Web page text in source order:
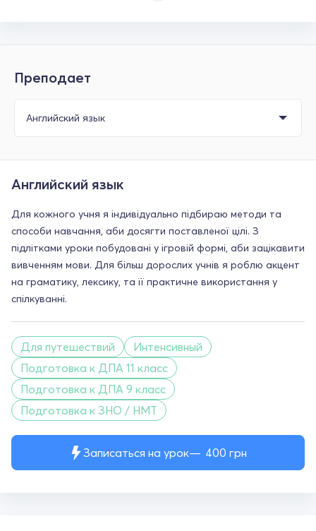
Преподает
Записаться на урок 400 грн
Английский язык
Для кожного учня я індивідуально підбираю методи та
способи навчання, аби досягти поставленої цілі. З
підлітками уроки побудовані у ігровій формі, аби зацікавити
вивченням мови. Для більш дорослих учнів я роблю акцент
на граматику, лексику, та її практичне використання у
спілкуванні.
Для путешествий
Интенсивный
Подготовка к ДПА 11 класс
Подготовка к ДПА 9 класс
Подготовка к ЗНО / НМТ